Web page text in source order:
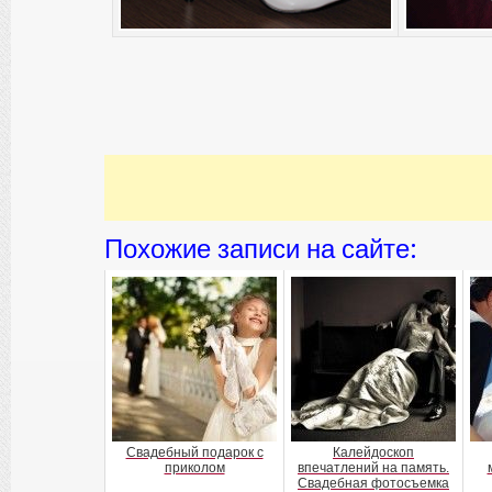
Похожие записи на сайте:
Свадебный подарок с
приколом
Калейдоскоп
впечатлений на память.
Свадебная фотосъемка